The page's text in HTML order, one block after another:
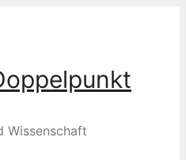
Wissenschaft